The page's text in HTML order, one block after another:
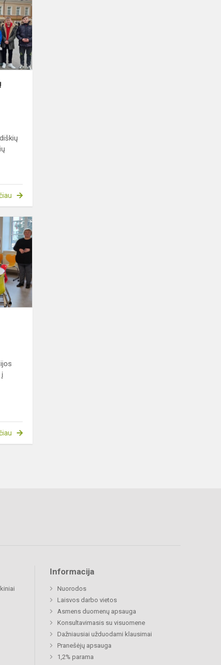
Vartų
atlaidų
mokinių
dienoje
STEAM
Utenoje
į
Informacija
Nuorodos
Laisvos darbo vietos
Asmens duomenų apsauga
Konsultavimasis su visuomene
Dažniausiai užduodami klausimai
Pranešėjų apsauga
1,2% parama